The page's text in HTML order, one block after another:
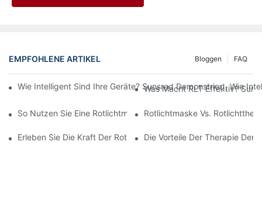
EMPFOHLENE ARTIKEL FAQ
Bloggen
Wie Intelligent Sind Ihre Geräte? Sunsred Demonstriert, Wie
Was Macht RLT Effektiv?
So Nutzen Sie Eine Rotlichtmaske Für Maximale Hautvorteile
Rotlichtmaske Vs.
Erleben Sie Die Kraft Der Rotlichtmaske: Ein Umfassender
Die Vorteile Der Therapie Der